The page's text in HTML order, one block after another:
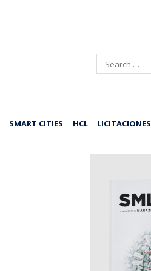
Search
SMART CITIES HCL LICITACIONES